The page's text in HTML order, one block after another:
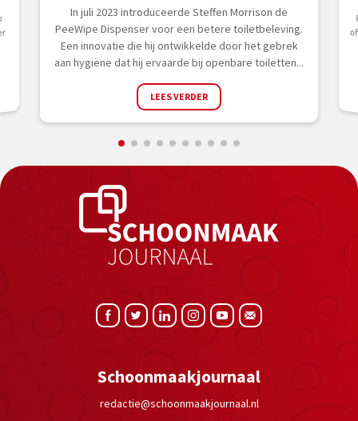
In juli 2023 introduceerde Steffen Morrison de
PeeWipe Dispenser voor een betere toiletbeleving.
Een innovatie die hij ontwikkelde door het gebrek
aan hygiëne dat hij ervaarde bij openbare toiletten...
LEES VERDER
Schoonmaakjournaal
redactie@schoonmaakjournaal.nl